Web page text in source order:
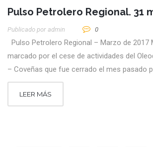
Pulso Petrolero Regional. 31
Publicado por Admin 0
Pulso Petrolero Regional – Marzo de 2017
marcado por el cese de actividades del
– Coveñas que fue cerrado el mes pasado
LEER MÁS